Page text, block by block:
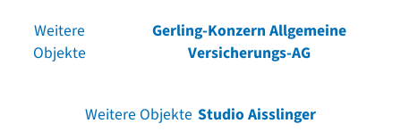
Weitere
Objekte
Gerling-Konzern Allgemeine
Versicherungs-AG
Weitere Objekte Studio Aisslinger